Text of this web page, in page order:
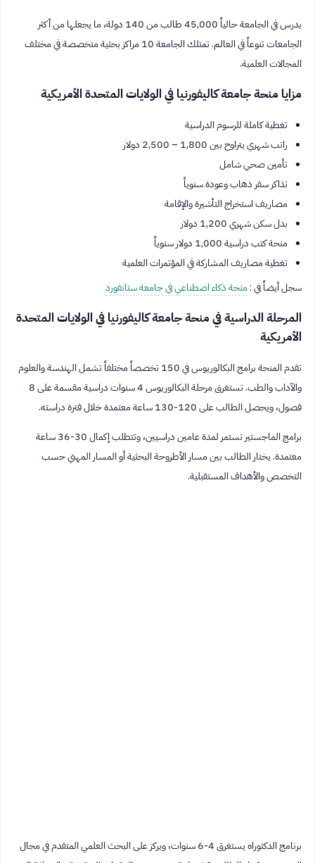
يدرس في الجامعة حالياً 45,000 طالب من 140 دولة، ما يجعلها من أكثر
الجامعات تنوعاً في العالم. تمتلك الجامعة 10 مراكز بحثية متخصصة في مختلف
المجالات العلمية.
مزايا منحة جامعة كاليفورنيا في الولايات المتحدة الأمريكية
تغطية كاملة للرسوم الدراسية
راتب شهري يتراوح بين 1,800 – 2,500 دولار
تأمين صحي شامل
تذاكر سفر ذهاب وعودة سنوياً
مصاريف استخراج التأشيرة والإقامة
بدل سكن شهري 1,200 دولار
منحة كتب دراسية 1,000 دولار سنوياً
تغطية مصاريف المشاركة في المؤتمرات العلمية
سجل أيضاً في :منحة ذكاء اصطناعي في جامعة ستانفورد
المرحلة الدراسية في منحة جامعة كاليفورنيا في الولايات المتحدة
الأمريكية
تقدم المنحة برامج البكالوريوس في 150 تخصصاً مختلفاً تشمل الهندسة والعلوم
والآداب والطب. تستغرق مرحلة البكالوريوس 4 سنوات دراسية مقسمة على 8
فصول، ويحصل الطالب على 120-130 ساعة معتمدة خلال فترة دراسته.
برامج الماجستير تستمر لمدة عامين دراسيين، وتتطلب إكمال 30-36 ساعة
معتمدة. يختار الطالب بين مسار الأطروحة البحثية أو المسار المهني حسب
التخصص والأهداف المستقبلية.
برنامج الدكتوراه يستغرق 4-6 سنوات، ويركز على البحث العلمي المتقدم في مجال